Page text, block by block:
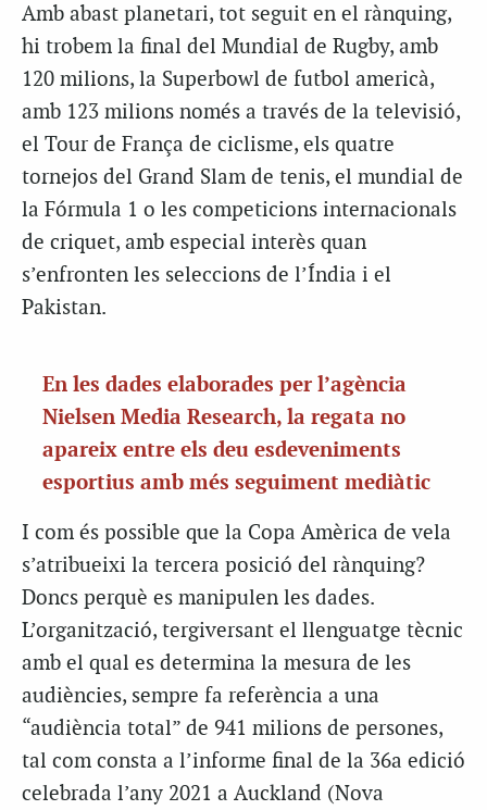
Amb abast planetari, tot seguit en el rànquing,
hi trobem la final del Mundial de Rugby, amb
120 milions, la Superbowl de futbol americà,
amb 123 milions només a través de la televisió,
el Tour de França de ciclisme, els quatre
tornejos del Grand Slam de tenis, el mundial de
la Fórmula 1 o les competicions internacionals
de criquet, amb especial interès quan
s’enfronten les seleccions de l’Índia i el
Pakistan.
En les dades elaborades per l’agència
Nielsen Media Research, la regata no
apareix entre els deu esdeveniments
esportius amb més seguiment mediàtic
I com és possible que la Copa Amèrica de vela
s’atribueixi la tercera posició del rànquing?
Doncs perquè es manipulen les dades.
L’organització, tergiversant el llenguatge tècnic
amb el qual es determina la mesura de les
audiències, sempre fa referència a una
“audiència total” de 941 milions de persones,
tal com consta a l’informe final de la 36a edició
celebrada l’any 2021 a Auckland (Nova